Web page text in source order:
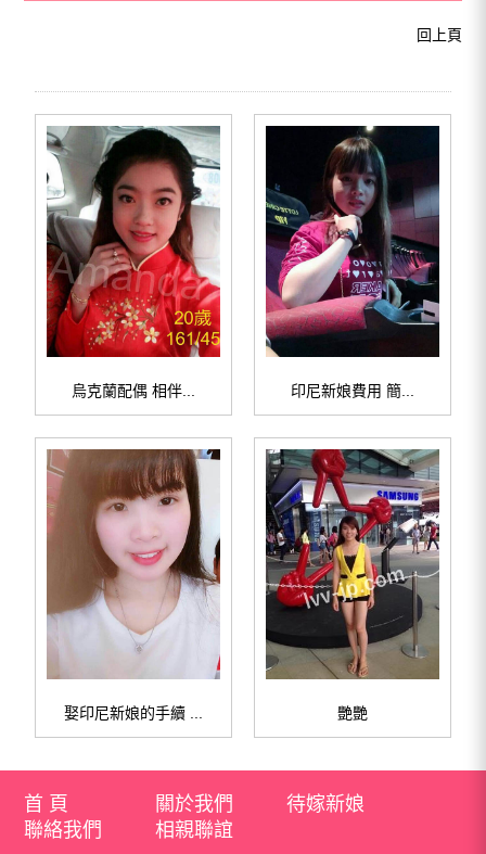
回上頁
烏克蘭配偶 相伴... 印尼新娘費用 簡...
娶印尼新娘的手續 ... 艷艷
首 頁 關於我們
待嫁新娘
聯絡我們
相親聯誼